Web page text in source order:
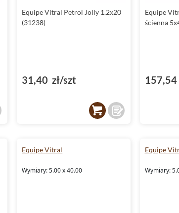
Equipe Vitral Petrol Jolly 1.2x20
(31238)
31,40 zł/szt
Equipe
ścienna
157,54
Equipe Vitral
Wymiary: 5.00 x 40.00
Equipe
Wymiary: